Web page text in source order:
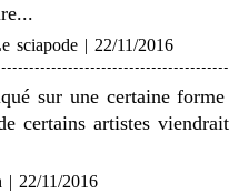
sciapode | 22/11/2016
sur une certaine
certains artistes
22/11/2016